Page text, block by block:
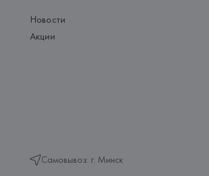
Новости
Акции
Самовывоз: г. Минск